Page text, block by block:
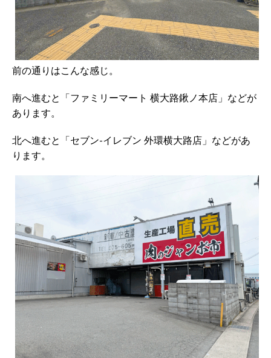
前の通りはこんな感じ。
南へ進むと「ファミリーマート 横大路鍬ノ本店」などが
あります。
北へ進むと「セブン-イレブン 外環横大路店」などがあ
ります。